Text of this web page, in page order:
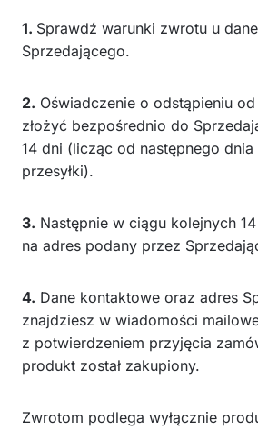
1. Sprawdź warunki zwrotu u
Sprzedającego.
2. Oświadczenie o odstąpieniu
złożyć bezpośrednio do
14 dni (licząc od następnego
przesyłki).
3. Następnie w ciągu kolejnych
na adres podany przez
4. Dane kontaktowe oraz adres
znajdziesz w wiadomości
z potwierdzeniem przyjęcia
produkt został zakupiony.
Zwrotom podlega wyłącznie